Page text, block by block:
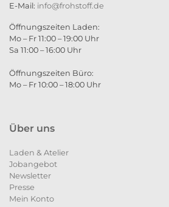
E-Mail: info@frohstoff.de
Öffnungszeiten Laden:
Mo – Fr 11:00 – 19:00 Uhr
Sa 11:00 – 16:00 Uhr
Öffnungszeiten Büro:
Mo – Fr 10:00 – 18:00 Uhr
Über uns
Laden & Atelier
Jobangebot
Newsletter
Presse
Mein Konto